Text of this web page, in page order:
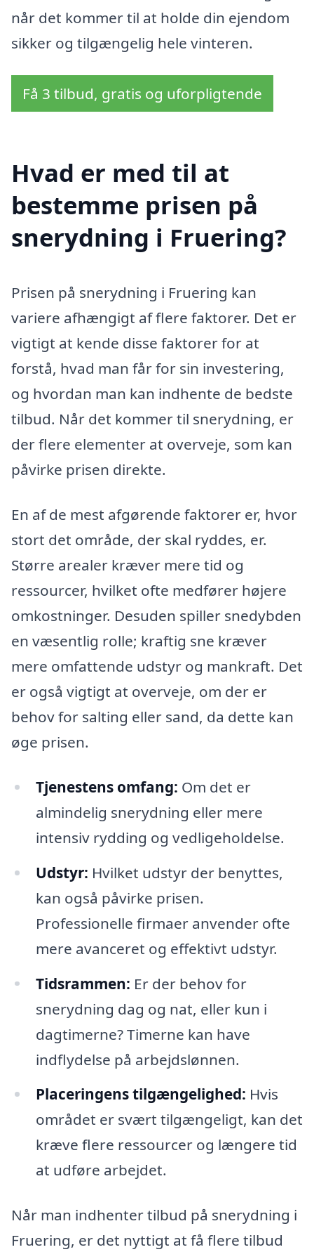
når det kommer til at holde din ejendom
sikker og tilgængelig hele vinteren.
Få 3 tilbud, gratis og uforpligtende
Hvad er med til at
bestemme prisen på
snerydning i Fruering?
Prisen på snerydning i Fruering kan
variere afhængigt af flere faktorer. Det er
vigtigt at kende disse faktorer for at
forstå, hvad man får for sin investering,
og hvordan man kan indhente de bedste
tilbud. Når det kommer til snerydning, er
der flere elementer at overveje, som kan
påvirke prisen direkte.
En af de mest afgørende faktorer er, hvor
stort det område, der skal ryddes, er.
Større arealer kræver mere tid og
ressourcer, hvilket ofte medfører højere
omkostninger. Desuden spiller snedybden
en væsentlig rolle; kraftig sne kræver
mere omfattende udstyr og mankraft. Det
er også vigtigt at overveje, om der er
behov for salting eller sand, da dette kan
øge prisen.
Tjenestens omfang: Om det er
almindelig snerydning eller mere
intensiv rydding og vedligeholdelse.
Udstyr: Hvilket udstyr der benyttes,
kan også påvirke prisen.
Professionelle firmaer anvender ofte
mere avanceret og effektivt udstyr.
Tidsrammen: Er der behov for
snerydning dag og nat, eller kun i
dagtimerne? Timerne kan have
indflydelse på arbejdslønnen.
Placeringens tilgængelighed: Hvis
området er svært tilgængeligt, kan det
kræve flere ressourcer og længere tid
at udføre arbejdet.
Når man indhenter tilbud på snerydning i
Fruering, er det nyttigt at få flere tilbud